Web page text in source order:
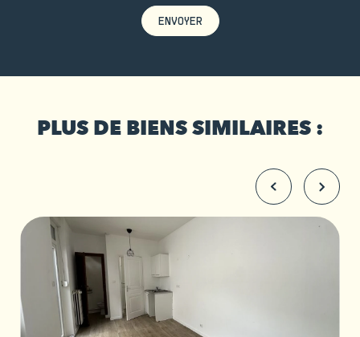
ENVOYER
PLUS DE BIENS SIMILAIRES :